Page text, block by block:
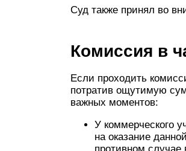
Суд также принял во
Комиссия в
Если проходить
потратив ощутимую
важных моментов:
У коммерческого
на оказание